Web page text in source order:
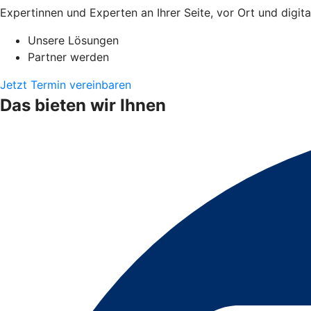
Expertinnen und Experten an Ihrer Seite, vor Ort und
Unsere Lösungen
Partner werden
Jetzt Termin vereinbaren
Das bieten wir Ihnen